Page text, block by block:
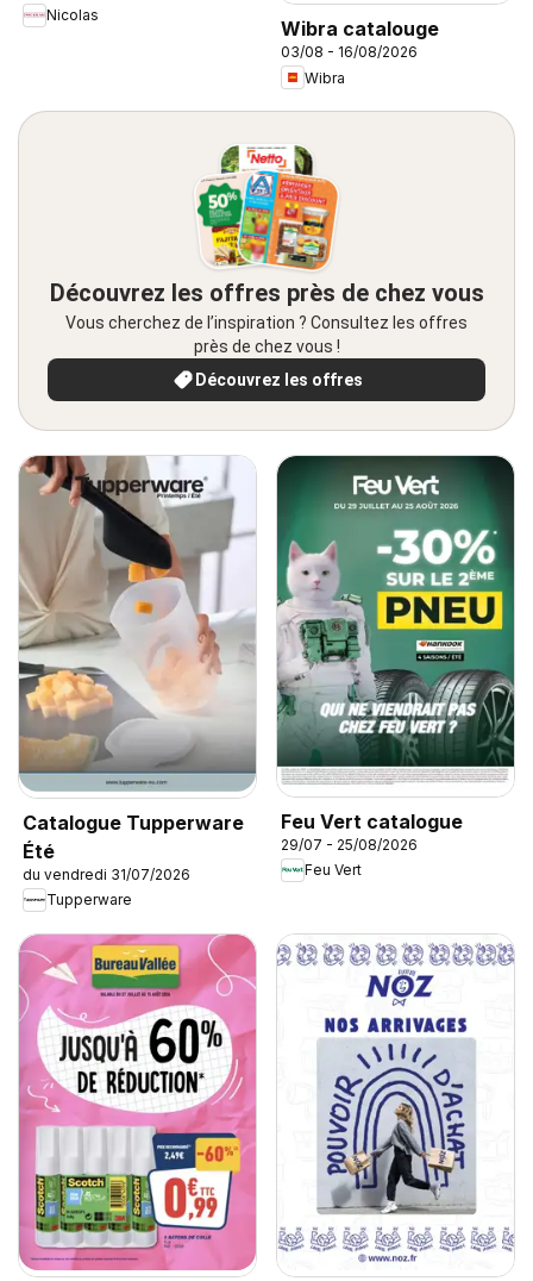
Nicolas
Wibra catalouge
03/08 - 16/08/2026
Wibra
Découvrez les offres près de chez vous
Vous cherchez de l’inspiration ? Consultez les offres
près de chez vous !
Découvrez les offres
Catalogue Tupperware
Été
du vendredi 31/07/2026
Tupperware
Feu Vert catalogue
29/07 - 25/08/2026
Feu Vert